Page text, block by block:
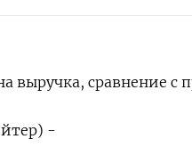
выручка, сравнение с
-